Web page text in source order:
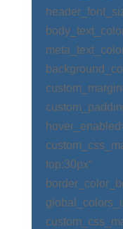
top:30px“